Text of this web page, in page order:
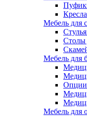
Мебель для
Cтолы
Мебель для
Опции
Мебель для